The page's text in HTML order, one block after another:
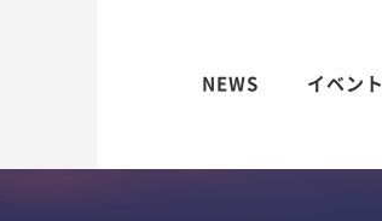
NEWS イベント